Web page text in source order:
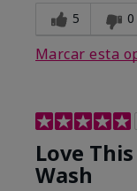
5 0
Marcar esta
Love
Wash